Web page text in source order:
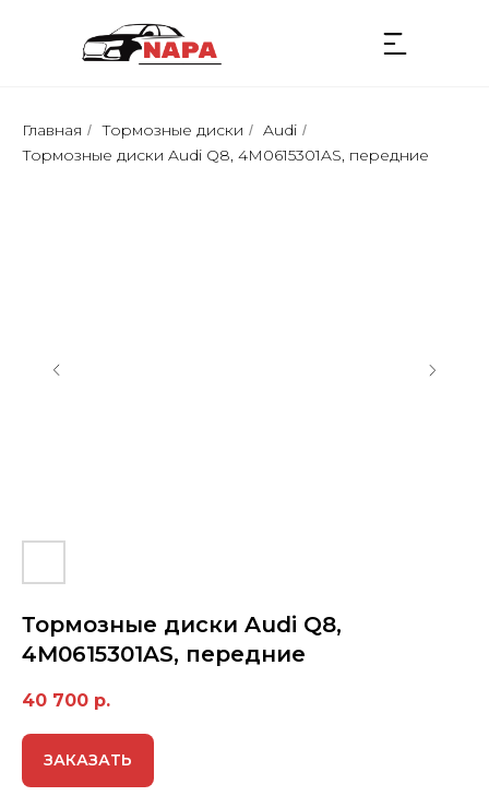
Главная / Тормозные диски / Audi /
Тормозные диски Audi Q8, 4M0615301AS, передние
Тормозные диски Audi Q8,
4M0615301AS, передние
40 700 р.
ЗАКАЗАТЬ